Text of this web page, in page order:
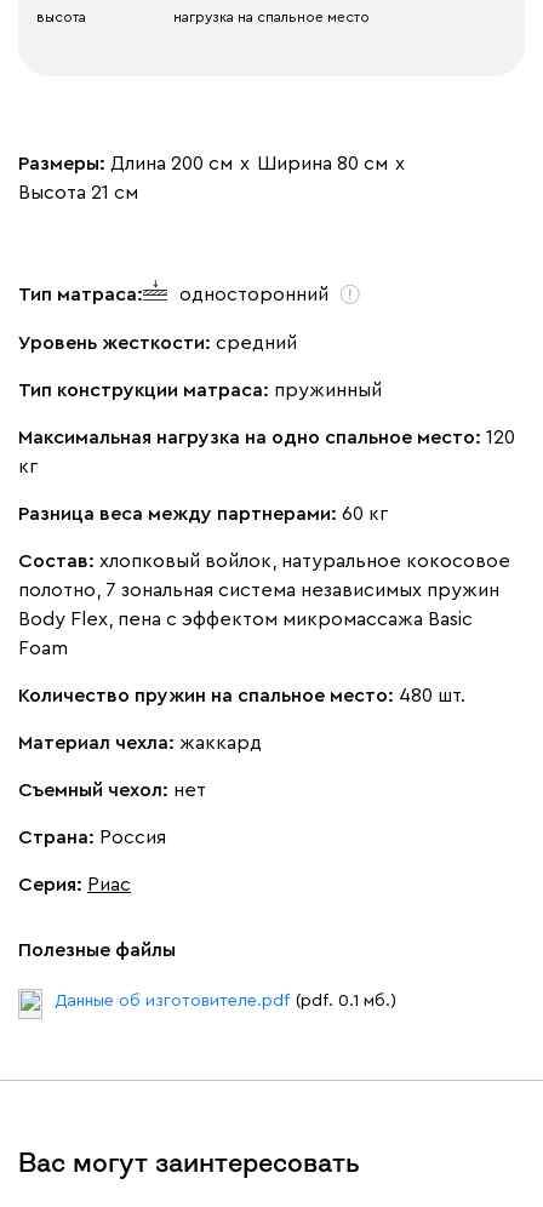
высота нагрузка на спальное место
Размеры: Длина 200 см х Ширина 80 см х
Высота 21 см
Тип матраса: односторонний
Уровень жесткости: средний
Тип конструкции матраса: пружинный
Максимальная нагрузка на одно спальное место: 120
кг
Разница веса между партнерами: 60 кг
Состав: хлопковый войлок, натуральное кокосовое
полотно, 7 зональная система независимых пружин
Body Flex, пена с эффектом микромассажа Basic
Foam
Количество пружин на спальное место: 480 шт.
Материал чехла: жаккард
Съемный чехол: нет
Страна: Россия
Серия: Риас
Полезные файлы
Данные об изготовителе.pdf (pdf. 0.1 мб.)
Вас могут заинтересовать